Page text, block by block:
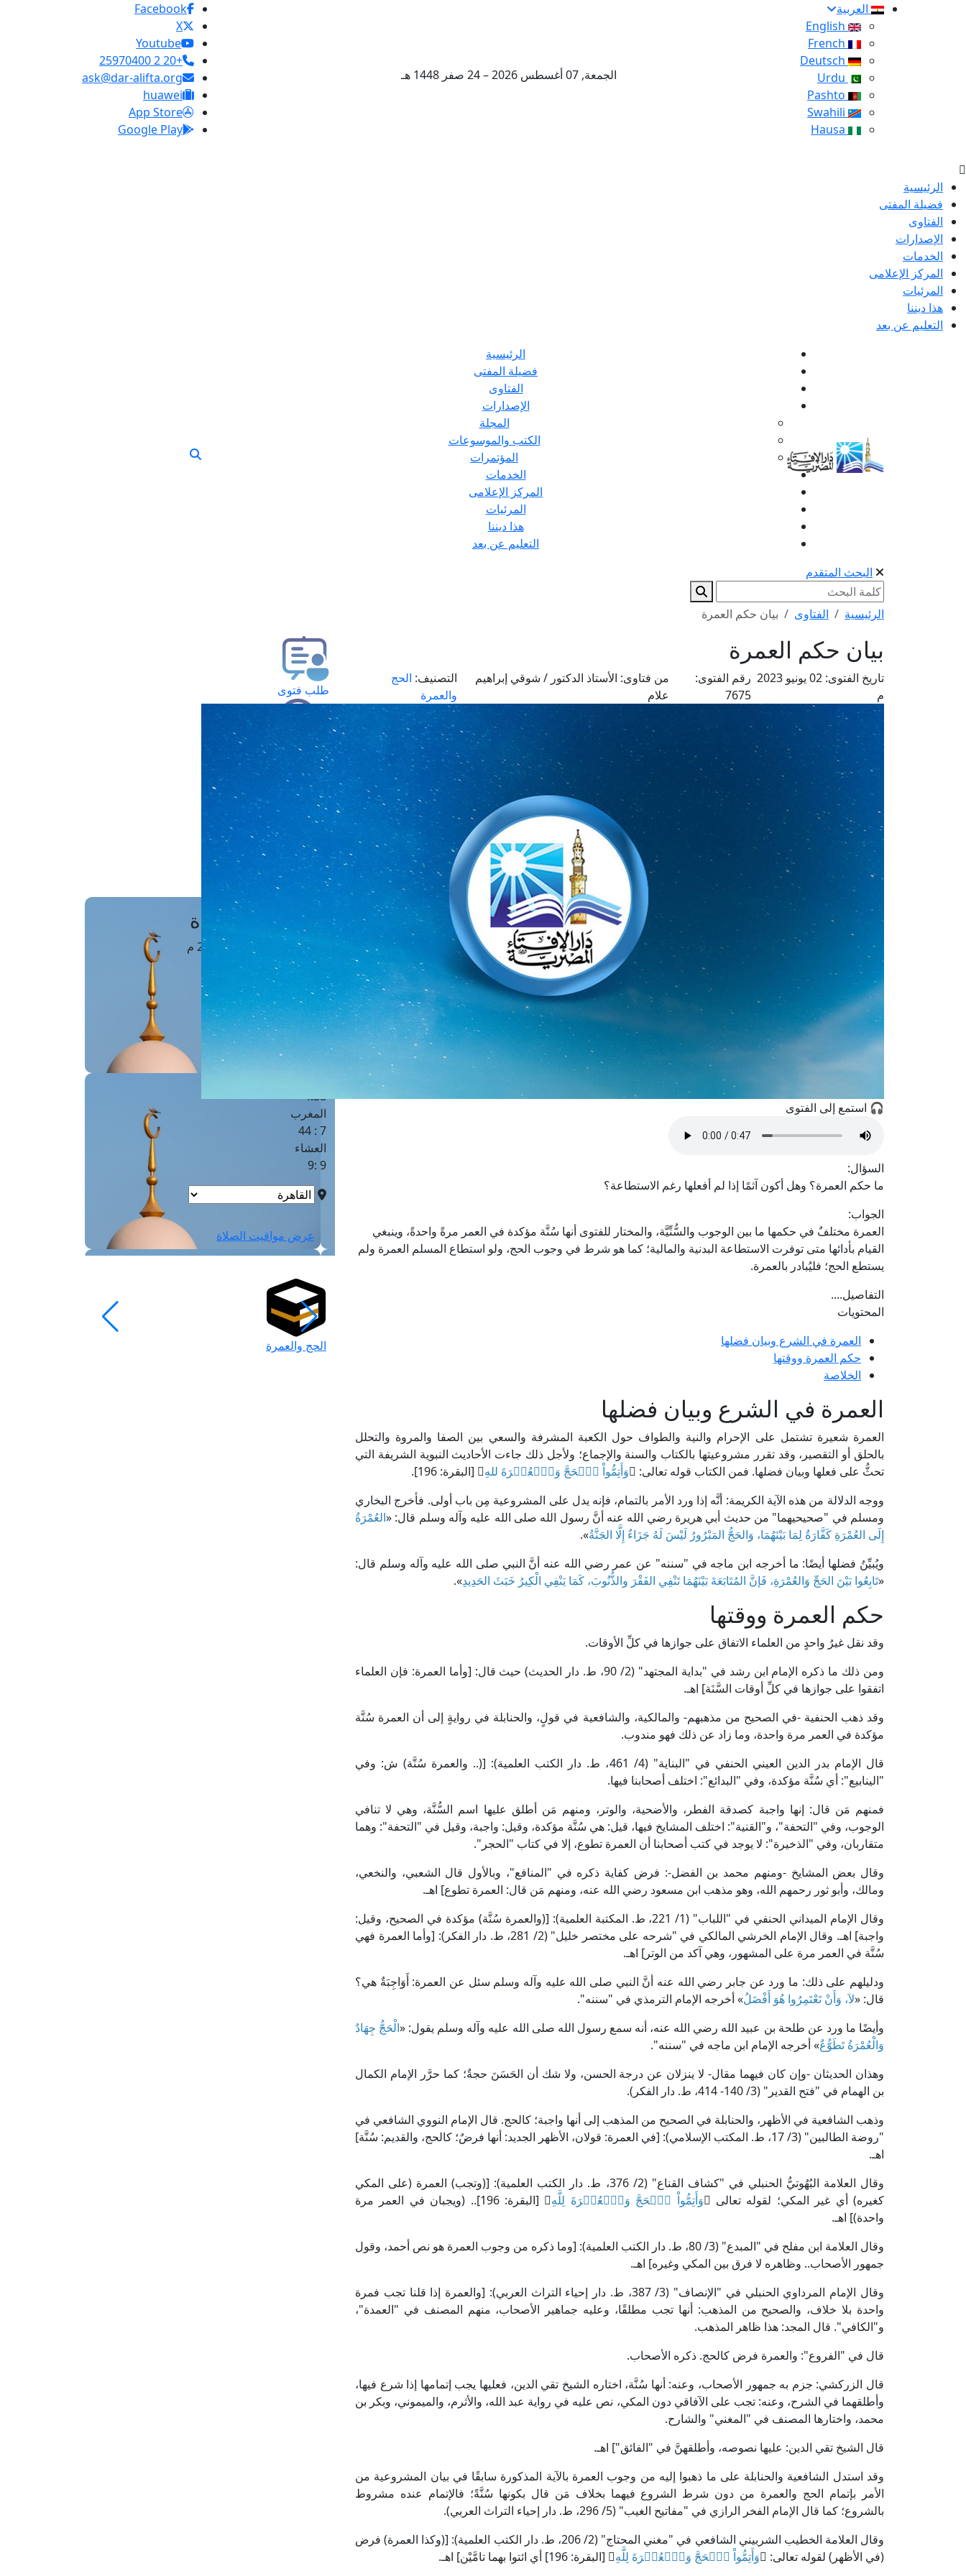
العربية
الجمعة, 07 أغسطس 2026 – 24 صفر 1448 هـ
Facebook
X
Youtube
+20 2 25970400
ask@dar-alifta.org
huawei
App Store
Google Play
الرئيسية
فضيلة المفتى
الفتاوى
الإصدارات
الخدمات
المركز الإعلامى
المرئيات
هذا ديننا
التعليم عن بعد
الرئيسية
فضيلة المفتى
الفتاوى
الإصدارات
المجلة
الكتب والموسوعات
المؤتمرات
الخدمات
المركز الإعلامى
المرئيات
هذا ديننا
التعليم عن بعد
البحث المتقدم
الرئيسية الفتاوى بيان حكم العمرة
بيان حكم العمرة
تاريخ الفتوى:
02 يونيو 2023
م
رقم الفتوى:
7675
من فتاوى: الأستاذ الدكتور / شوقي إبراهيم
علام
التصنيف: الحج
والعمرة
🎧 استمع إلى الفتوى
السؤال:
ما حكم العمرة؟ وهل أكون آثمًا إذا لم أفعلها رغم الاستطاعة؟
الجواب:
العمرة مختلفٌ في حكمها ما بين الوجوب والسُّنِّيَّة، والمختار للفتوى أنها سُنَّة مؤكدة في العمر مرةً واحدةً، وينبغي
القيام بأدائها متى توفرت الاستطاعة البدنية والمالية؛ كما هو شرط في وجوب الحج، ولو استطاع المسلم العمرة ولم
يستطع الحج؛ فليُبادر بالعمرة.
التفاصيل....
المحتويات
العمرة في الشرع وبيان فضلها
حكم العمرة ووقتها
الخلاصة
العمرة في الشرع وبيان فضلها
العمرة شعيرة تشتمل على الإحرام والنية والطواف حول الكعبة المشرفة والسعي بين الصفا والمروة والتحلل
بالحلق أو التقصير، وقد تقرر مشروعيتها بالكتاب والسنة والإجماع؛ ولأجل ذلك جاءت الأحاديث النبوية الشريفة التي
تحثُّ على فعلها وبيان فضلها. فمن الكتاب قوله تعالى: ﴿وَأَتِمُّواْ ٱلۡحَجَّ وَٱلۡعُمۡرَةَ للهِ﴾ [البقرة: 196].
ووجه الدلالة من هذه الآية الكريمة: أنَّه إذا ورد الأمر بالتمام، فإنه يدل على المشروعية مِن باب أولى. فأخرج البخاري
ومسلم في "صحيحيهما" من حديث أبي هريرة رضي الله عنه أنَّ رسول الله صلى الله عليه وآله وسلم قال: «العُمْرَةُ
إِلَى العُمْرَةِ كَفَّارَةٌ لِمَا بَيْنَهُمَا، وَالحَجُّ المَبْرُورُ لَيْسَ لَهُ جَزَاءٌ إِلَّا الجَنَّةُ».
ويُبيِّنُ فضلها أيضًا: ما أخرجه ابن ماجه في "سننه" عن عمر رضي الله عنه أنَّ النبي صلى الله عليه وآله وسلم قال:
«تَابِعُوا بَيْنَ الحَجِّ وَالعُمْرَةِ، فَإنَّ المُتَابَعَةَ بَيْنَهُمَا تَنْفِي الفَقْرَ والذُّنُوبَ، كَمَا يَنْفِي الْكِيرُ خَبَثَ الحَدِيدِ».
حكم العمرة ووقتها
وقد نقل غيرُ واحدٍ من العلماء الاتفاق على جوازها في كلِّ الأوقات.
ومن ذلك ما ذكره الإمام ابن رشد في "بداية المجتهد" (2/ 90، ط. دار الحديث) حيث قال: [وأما العمرة: فإن العلماء
اتفقوا على جوازها في كلِّ أوقات السَّنَة] اهـ.
وقد ذهب الحنفية -في الصحيح من مذهبهم- والمالكية، والشافعية في قولٍ، والحنابلة في روايةٍ إلى أن العمرة سُنَّة
مؤكدة في العمر مرة واحدة، وما زاد عن ذلك فهو مندوب.
قال الإمام بدر الدين العيني الحنفي في "البناية" (4/ 461، ط. دار الكتب العلمية): [(.. والعمرة سُنَّة) ش: وفي
"الينابيع": أي سُنَّة مؤكدة، وفي "البدائع": اختلف أصحابنا فيها.
فمنهم مَن قال: إنها واجبة كصدقة الفطر، والأضحية، والوتر، ومنهم مَن أطلق عليها اسم السُّنَّة، وهي لا تنافي
الوجوب، وفي "التحفة"، و"القنية": اختلف المشايخ فيها، قيل: هي سُنَّة مؤكدة، وقيل: واجبة، وقيل في "التحفة": وهما
متقاربان، وفي "الذخيرة": لا يوجد في كتب أصحابنا أن العمرة تطوع، إلا في كتاب "الحجر".
وقال بعض المشايخ -ومنهم محمد بن الفضل-: فرض كفاية ذكره في "المنافع"، وبالأول قال الشعبي، والنخعي،
ومالك، وأبو ثور رحمهم الله، وهو مذهب ابن مسعود رضي الله عنه، ومنهم مَن قال: العمرة تطوع] اهـ.
وقال الإمام الميداني الحنفي في "اللباب" (1/ 221، ط. المكتبة العلمية): [(والعمرة سُنَّة) مؤكدة في الصحيح، وقيل:
واجبة] اهـ. وقال الإمام الخرشي المالكي في "شرحه على مختصر خليل" (2/ 281، ط. دار الفكر): [وأما العمرة فهي
سُنَّة في العمر مرة على المشهور، وهي آكد من الوتر] اهـ.
ودليلهم على ذلك: ما ورد عن جابر رضي الله عنه أنَّ النبي صلى الله عليه وآله وسلم سئل عن العمرة: أَوَاجِبَةٌ هي؟
قال: «لاَ، وَأَنْ تَعْتَمِرُوا هُوَ أَفْضَلُ» أخرجه الإمام الترمذي في "سننه".
وأيضًا ما ورد عن طلحة بن عبيد الله رضي الله عنه، أنه سمع رسول الله صلى الله عليه وآله وسلم يقول: «الْحَجُّ جِهَادٌ
وَالْعُمْرَةُ تَطَوُّعٌ» أخرجه الإمام ابن ماجه في "سننه".
وهذان الحديثان -وإن كان فيهما مقال- لا ينزلان عن درجة الحسن، ولا شك أن الحَسَنَ حجةٌ؛ كما حرَّر الإمام الكمال
بن الهمام في "فتح القدير" (3/ 140- 414، ط. دار الفكر).
وذهب الشافعية في الأظهر، والحنابلة في الصحيح من المذهب إلى أنها واجبة؛ كالحج. قال الإمام النووي الشافعي في
"روضة الطالبين" (3/ 17، ط. المكتب الإسلامي): [في العمرة: قولان، الأظهر الجديد: أنها فرضٌ؛ كالحج، والقديم: سُنَّة]
اهـ.
وقال العلامة البُهُوتيُّ الحنبلي في "كشاف القناع" (2/ 376، ط. دار الكتب العلمية): [(وتجب) العمرة (على المكي
كغيره) أي غير المكي؛ لقوله تعالى ﴿وَأَتِمُّواْ ٱلۡحَجَّ وَٱلۡعُمۡرَةَ لِلَّهِ
﴾ [البقرة: 196].. (ويجبان في العمر مرة
واحدة)] اهـ.
وقال العلامة ابن مفلح في "المبدع" (3/ 80، ط. دار الكتب العلمية): [وما ذكره من وجوب العمرة هو نص أحمد، وقول
جمهور الأصحاب.. وظاهره لا فرق بين المكي وغيره] اهـ.
وقال الإمام المرداوي الحنبلي في "الإنصاف" (3/ 387، ط. دار إحياء التراث العربي): [والعمرة إذا قلنا تجب فمرة
واحدة بلا خلاف، والصحيح من المذهب: أنها تجب مطلقًا، وعليه جماهير الأصحاب، منهم المصنف في "العمدة"،
و"الكافي". قال المجد: هذا ظاهر المذهب.
قال في "الفروع": والعمرة فرض كالحج. ذكره الأصحاب.
قال الزركشي: جزم به جمهور الأصحاب، وعنه: أنها سُنَّة، اختاره الشيخ تقي الدين، فعليها يجب إتمامها إذا شرع فيها،
وأطلقهما في الشرح، وعنه: تجب على الآفاقي دون المكي، نص عليه في رواية عبد الله، والأثرم، والميموني، وبكر بن
محمد، واختارها المصنف في "المغني" والشارح.
قال الشيخ تقي الدين: عليها نصوصه، وأطلقهنَّ في "الفائق"] اهـ.
وقد استدل الشافعية والحنابلة على ما ذهبوا إليه من وجوب العمرة بالآية المذكورة سابقًا في بيان المشروعية من
الأمر بإتمام الحج والعمرة من دون شرط الشروع فيهما بخلاف مَن قال بكونها سُنَّةً؛ فالإتمام عنده مشروط
بالشروع؛ كما قال الإمام الفخر الرازي في "مفاتيح الغيب" (5/ 296، ط. دار إحياء التراث العربي).
وقال العلامة الخطيب الشربيني الشافعي في "مغني المحتاج" (2/ 206، ط. دار الكتب العلمية): [(وكذا العمرة) فرض
(في الأظهر) لقوله تعالى: ﴿وَأَتِمُّواْ ٱلۡحَجَّ وَٱلۡعُمۡرَةَ لِلَّهِ﴾ [البقرة: 196] أي ائتوا بهما تامَّيْن] اهـ.
طلب فتوى
استعلام عن فتوى
حجز موعد
الفتوى الهاتفية
مَواقِيتُ الصَّـــلاة
القاهرة · 07 أغسطس 2026 م
4 :41
الشروق
6 :17
4:38
المغرب
7 : 44
العشاء
9 :9
عرض مواقيت الصلاة
الحج والعمرة